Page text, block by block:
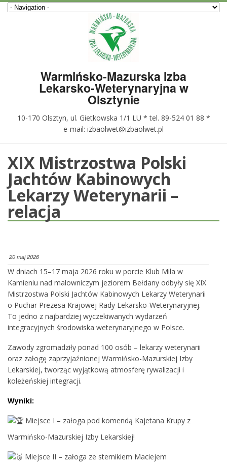
Warmińsko-Mazurska Izba
Lekarsko-Weterynaryjna w
Olsztynie
10-170 Olsztyn, ul. Gietkowska 1/1 LU * tel. 89-524 01 88 *
e-mail: izbaolwet@izbaolwet.pl
XIX Mistrzostwa Polski
Jachtów Kabinowych
Lekarzy Weterynarii –
relacja
20 maj 2026
W dniach 15–17 maja 2026 roku w porcie Klub Mila w
Kamieniu nad malowniczym jeziorem Bełdany odbyły się XIX
Mistrzostwa Polski Jachtów Kabinowych Lekarzy Weterynarii
o Puchar Prezesa Krajowej Rady Lekarsko-Weterynaryjnej.
To jedno z najbardziej wyczekiwanych wydarzeń
integracyjnych środowiska weterynaryjnego w Polsce.
Zawody zgromadziły ponad 100 osób – lekarzy weterynarii
oraz załogę zaprzyjaźnionej Warmińsko-Mazurskiej Izby
Lekarskiej, tworząc wyjątkową atmosferę rywalizacji i
koleżeńskiej integracji.
Wyniki:
Miejsce I – załoga pod komendą Kajetana Krupy z
Warmińsko-Mazurskiej Izby Lekarskiej!
Miejsce II – załoga ze sternikiem Maciejem